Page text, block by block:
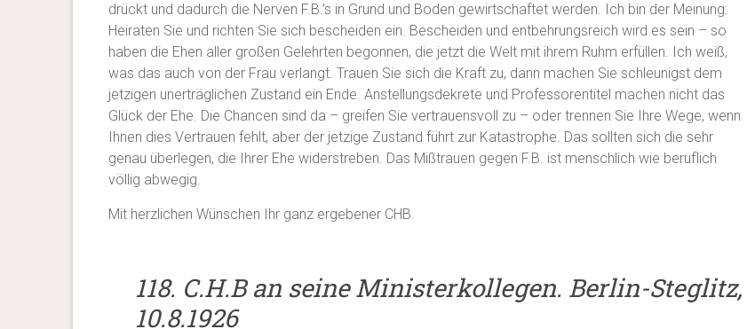
drückt und dadurch die Nerven F.B.’s in Grund und Boden gewirtschaftet werden. Ich bin der Meinung:
Heiraten Sie und richten Sie sich bescheiden ein. Bescheiden und entbehrungsreich wird es sein – so
haben die Ehen aller großen Gelehrten begonnen, die jetzt die Welt mit ihrem Ruhm erfüllen. Ich weiß,
was das auch von der Frau verlangt. Trauen Sie sich die Kraft zu, dann machen Sie schleunigst dem
jetzigen unerträglichen Zustand ein Ende. Anstellungsdekrete und Professorentitel machen nicht das
Glück der Ehe. Die Chancen sind da – greifen Sie vertrauensvoll zu – oder trennen Sie Ihre Wege, wenn
Ihnen dies Vertrauen fehlt, aber der jetzige Zustand führt zur Katastrophe. Das sollten sich die sehr
genau überlegen, die Ihrer Ehe widerstreben. Das Mißtrauen gegen F.B. ist menschlich wie beruflich
völlig abwegig.
Mit herzlichen Wünschen Ihr ganz ergebener CHB.
118. C.H.B an seine Ministerkollegen. Berlin-Steglitz,
10.8.1926